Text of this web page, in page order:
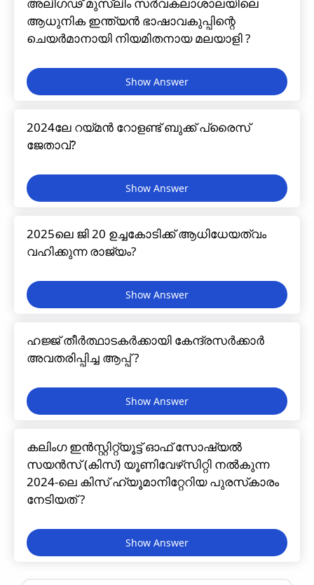
ആധുനിക ഇന്ത്യൻ ഭാഷാവകുപ്പിന്റെ
ചെയർമാനായി നിയമിതനായ മലയാളി ?
2024ലേ റയ്മൻ റോളണ്ട് ബുക്ക് പ്രൈസ്
ജേതാവ്?
2025ലെ ജി 20 ഉച്ചകോടിക്ക് ആധിധേയത്വം
വഹിക്കുന്ന രാജ്യം?
ഹജ്ജ് തീർത്ഥാടകർക്കായി കേന്ദ്രസർക്കാർ
അവതരിപ്പിച്ച ആപ്പ് ?
കലിംഗ ഇൻസ്റ്റിറ്റ്യൂട്ട് ഓഫ് സോഷ്യൽ
സയൻസ് (കിസ്) യൂണിവേഴ്‌സിറ്റി നൽകുന്ന
2024-ലെ കിസ് ഹ്യൂമാനിറ്റേറിയ പുരസ്‌കാരം
നേടിയത് ?